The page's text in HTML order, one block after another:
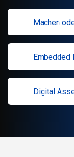
Machen
Embedded
Digital